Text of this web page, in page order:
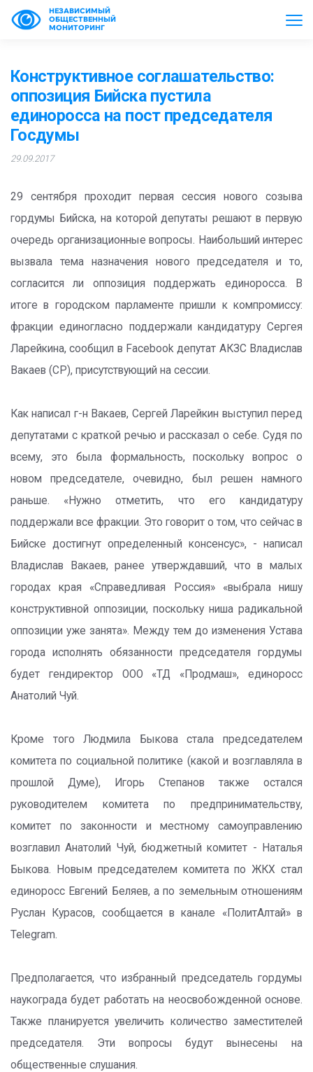
НЕЗАВИСИМЫЙ
ОБЩЕСТВЕННЫЙ
МОНИТОРИНГ
Конструктивное соглашательство:
оппозиция Бийска пустила
единоросса на пост председателя
Госдумы
29.09.2017
29 сентября проходит первая сессия нового созыва
гордумы Бийска, на которой депутаты решают в первую
очередь организационные вопросы. Наибольший интерес
вызвала тема назначения нового председателя и то,
согласится ли оппозиция поддержать единоросса. В
итоге в городском парламенте пришли к компромиссу:
фракции единогласно поддержали кандидатуру Сергея
Ларейкина, сообщил в Facebook депутат АКЗС Владислав
Вакаев (СР), присутствующий на сессии.
Как написал г-н Вакаев, Сергей Ларейкин выступил перед
депутатами с краткой речью и рассказал о себе. Судя по
всему, это была формальность, поскольку вопрос о
новом председателе, очевидно, был решен намного
раньше. «Нужно отметить, что его кандидатуру
поддержали все фракции. Это говорит о том, что сейчас в
Бийске достигнут определенный консенсус», - написал
Владислав Вакаев, ранее утверждавший, что в малых
городах края «Справедливая Россия» «выбрала нишу
конструктивной оппозиции, поскольку ниша радикальной
оппозиции уже занята». Между тем до изменения Устава
города исполнять обязанности председателя гордумы
будет гендиректор ООО «ТД «Продмаш», единоросс
Анатолий Чуй.
Кроме того Людмила Быкова стала председателем
комитета по социальной политике (какой и возглавляла в
прошлой Думе), Игорь Степанов также остался
руководителем комитета по предпринимательству,
комитет по законности и местному самоуправлению
возглавил Анатолий Чуй, бюджетный комитет - Наталья
Быкова. Новым председателем комитета по ЖКХ стал
единоросс Евгений Беляев, а по земельным отношениям
Руслан Курасов, сообщается в канале «ПолитАлтай» в
Telegram.
Предполагается, что избранный председатель гордумы
наукограда будет работать на неосвобожденной основе.
Также планируется увеличить количество заместителей
председателя. Эти вопросы будут вынесены на
общественные слушания.